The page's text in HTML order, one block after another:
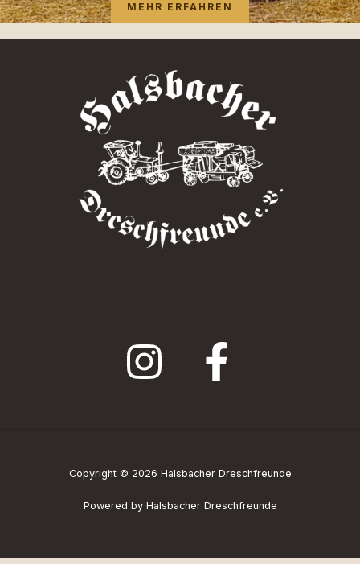
MEHR ERFAHREN
Copyright © 2026 Halsbacher Dreschfreunde
Powered by Halsbacher Dreschfreunde